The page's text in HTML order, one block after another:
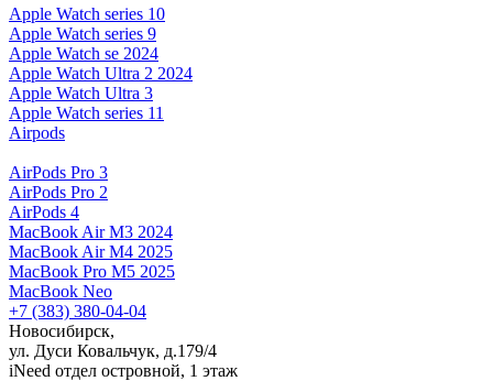
Apple Watch series 10
Apple Watch series 9
Apple Watch se 2024
Apple Watch Ultra 2 2024
Apple Watch Ultra 3
Apple Watch series 11
Airpods
AirPods Pro 3
AirPods Pro 2
AirPods 4
MacBook Air M3 2024
MacBook Air M4 2025
MacBook Pro M5 2025
MacBook Neo
+7 (383) 380-04-04
Новосибирск,
ул. Дуси Ковальчук, д.179/4
iNeed отдел островной, 1 этаж